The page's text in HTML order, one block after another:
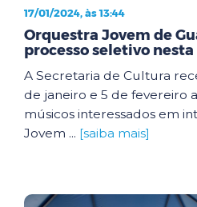
17/01/2024, às 13:44
Orquestra Jovem de
processo seletivo
A Secretaria de Cultura
de janeiro e 5 de fevereiro
músicos interessados em
Jovem ... [saiba mais]